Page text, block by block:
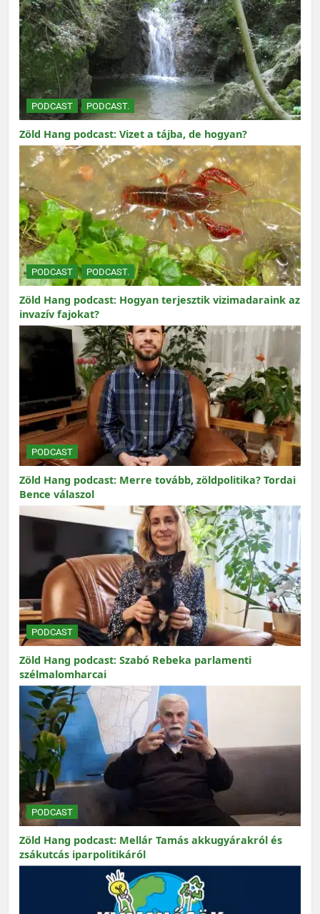
PODCAST PODCAST.
Zöld Hang podcast: Vizet a tájba, de hogyan?
PODCAST PODCAST.
Zöld Hang podcast: Hogyan terjesztik vizimadaraink az
invazív fajokat?
PODCAST
Zöld Hang podcast: Merre tovább, zöldpolitika? Tordai
Bence válaszol
PODCAST
Zöld Hang podcast: Szabó Rebeka parlamenti
szélmalomharcai
PODCAST
Zöld Hang podcast: Mellár Tamás akkugyárakról és
zsákutcás iparpolitikáról